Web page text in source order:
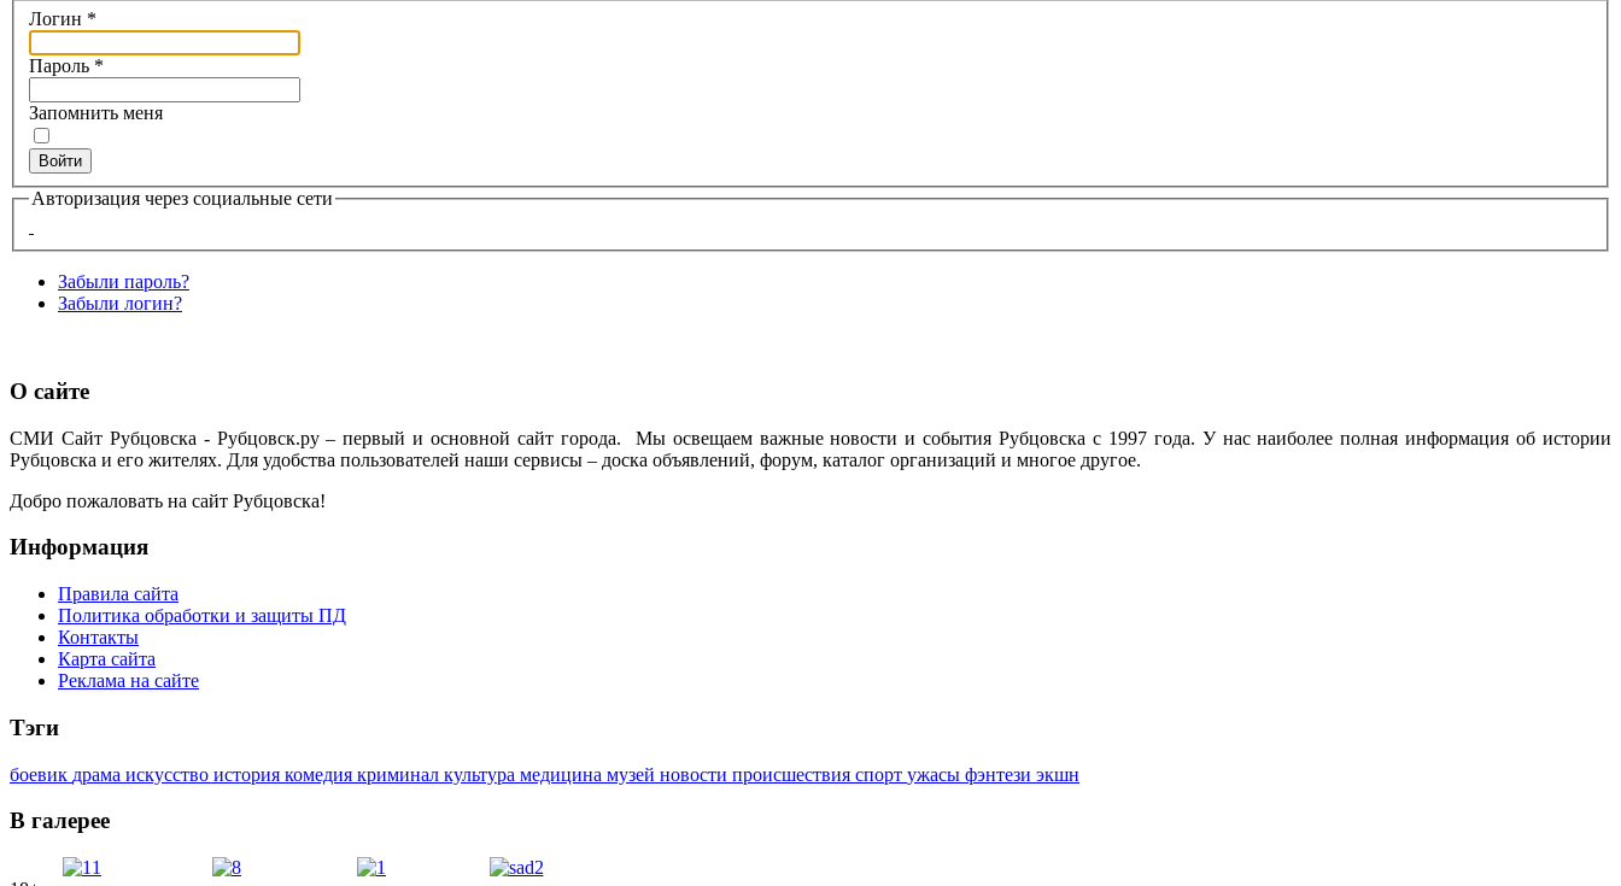
Логин *
Пароль *
Запомнить меня
Войти
Авторизация через социальные сети
Забыли пароль?
Забыли логин?
О сайте
СМИ Сайт Рубцовска - Рубцовск.ру – первый и основной сайт города. Мы освещаем важные новости и события Рубцовска с 1997 года. У нас наиболее полная информация об истории
Рубцовска и его жителях. Для удобства пользователей наши сервисы – доска объявлений, форум, каталог организаций и многое другое.
Добро пожаловать на сайт Рубцовска!
Информация
Правила сайта
Политика обработки и защиты ПД
Контакты
Карта сайта
Реклама на сайте
Тэги
боевик драма искусство история комедия криминал культура медицина музей новости происшествия спорт ужасы фэнтези экшн
В галерее